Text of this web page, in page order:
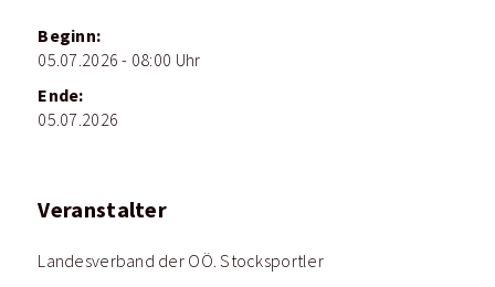
Beginn:
05.07.2026 - 08:00 Uhr
Ende:
05.07.2026
Veranstalter
Landesverband der OÖ. Stocksportler